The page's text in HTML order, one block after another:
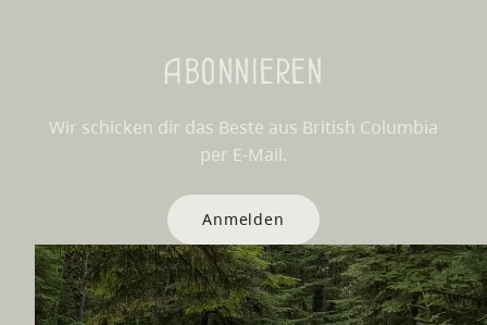
Abonnieren
Wir schicken dir das Beste aus British Columbia
per E-Mail.
Anmelden